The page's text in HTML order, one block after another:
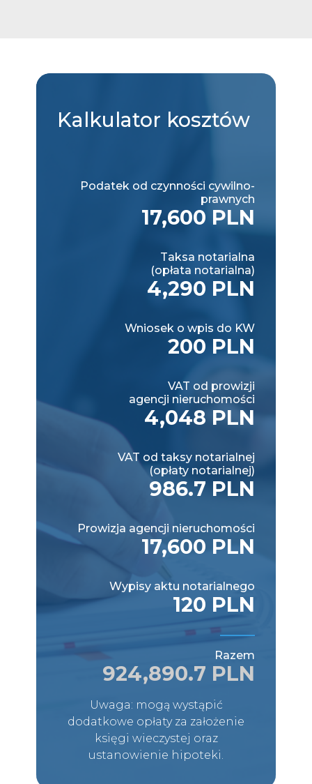
Kalkulator kosztów
Podatek od czynności cywilno-
prawnych
17,600 PLN
Taksa notarialna
(opłata notarialna)
4,290 PLN
Wniosek o wpis do KW
200 PLN
VAT od prowizji
agencji nieruchomości
4,048 PLN
VAT od taksy notarialnej
(opłaty notarialnej)
986.7 PLN
Prowizja agencji nieruchomości
17,600 PLN
Wypisy aktu notarialnego
120 PLN
Razem
924,890.7 PLN
Uwaga: mogą wystąpić
dodatkowe opłaty za założenie
księgi wieczystej oraz
ustanowienie hipoteki.